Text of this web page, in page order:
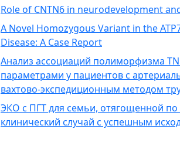
Role of CNTN6 in neurodevelopment
A Novel Homozygous Variant in the
Disease: A Case Report
Анализ ассоциаций полиморфизма
параметрами у пациентов с
вахтово-экспедиционным методом
ЭКО с ПГТ для семьи, отягощенной по
клинический случай с успешным